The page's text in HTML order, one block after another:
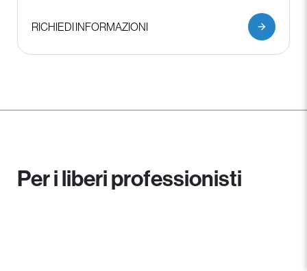
RICHIEDI INFORMAZIONI
Per i liberi professionisti